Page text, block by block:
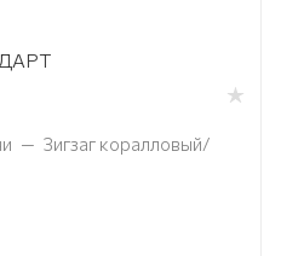
— Зигзаг коралловый/